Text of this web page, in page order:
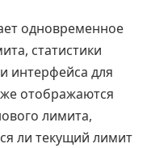
одновременное
статистики
интерфейса для
отображаются
лимита,
ли текущий лимит